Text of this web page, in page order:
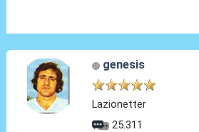
genesis
Lazionetter
25.311